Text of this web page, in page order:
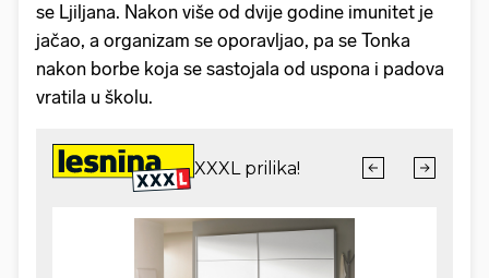
se Ljiljana. Nakon više od dvije godine imunitet je
jačao, a organizam se oporavljao, pa se Tonka
nakon borbe koja se sastojala od uspona i padova
vratila u školu.